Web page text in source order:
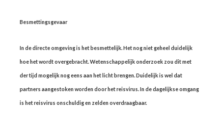
Besmettingsgevaar
In de directe omgeving is het besmettelijk. Het nog niet geheel duidelijk
hoe het wordt overgebracht. Wetenschappelijk onderzoek zou dit met
der tijd mogelijk nog eens aan het licht brengen. Duidelijk is wel dat
partners aangestoken worden door het reisvirus. In de dagelijkse omgang
is het reisvirus onschuldig en zelden overdraagbaar.